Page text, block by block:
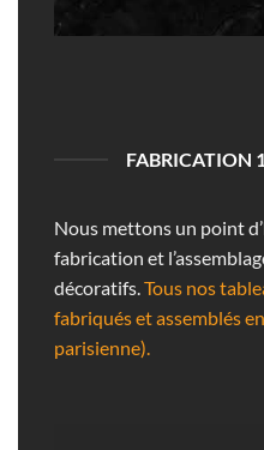
FABRICATION
Nous mettons un point
fabrication et
décoratifs.Tous nos
fabriqués et assemblés
parisienne).